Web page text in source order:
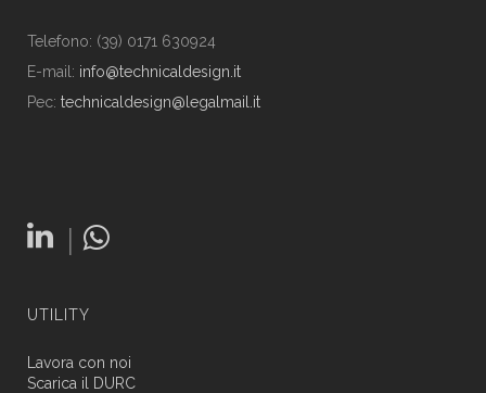
Telefono: (39) 0171 630924
E-mail: info@technicaldesign.it
Pec: technicaldesign@legalmail.it
|
UTILITY
Lavora con noi
Scarica il DURC